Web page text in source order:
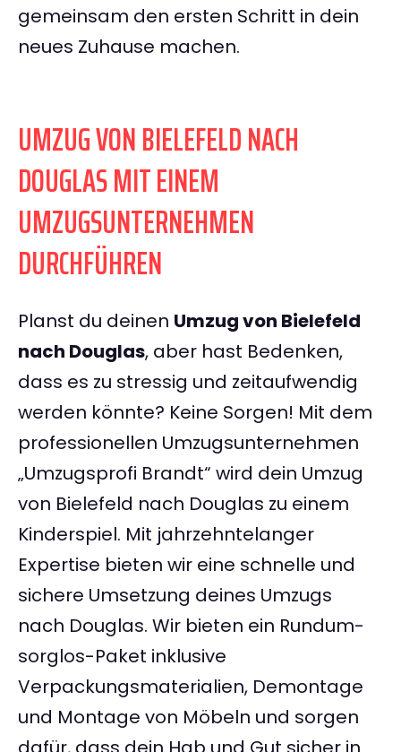
gemeinsam den ersten Schritt in dein
neues Zuhause machen.
UMZUG VON BIELEFELD NACH
DOUGLAS MIT EINEM
UMZUGSUNTERNEHMEN
DURCHFÜHREN
Planst du deinen Umzug von Bielefeld
nach Douglas, aber hast Bedenken,
dass es zu stressig und zeitaufwendig
werden könnte? Keine Sorgen! Mit dem
professionellen Umzugsunternehmen
„Umzugsprofi Brandt“ wird dein Umzug
von Bielefeld nach Douglas zu einem
Kinderspiel. Mit jahrzehntelanger
Expertise bieten wir eine schnelle und
sichere Umsetzung deines Umzugs
nach Douglas. Wir bieten ein Rundum-
sorglos-Paket inklusive
Verpackungsmaterialien, Demontage
und Montage von Möbeln und sorgen